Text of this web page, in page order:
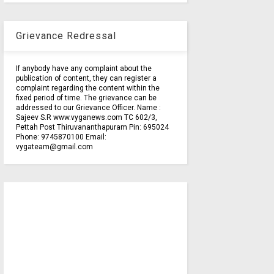
Grievance Redressal
If anybody have any complaint about the
publication of content, they can register a
complaint regarding the content within the
fixed period of time. The grievance can be
addressed to our Grievance Officer. Name :
Sajeev S.R www.vyganews.com TC 602/3,
Pettah Post Thiruvananthapuram Pin: 695024
Phone: 9745870100 Email:
vygateam@gmail.com